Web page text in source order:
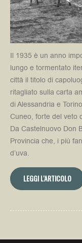
Il 1935 è un anno
lungo e tormentato
città il titolo di
ritagliato sulla carta
di Alessandria e
Cuneo, forte del veto
Da Castelnuovo Don
Provincia che, i più
d’uva.
LEGGI L'ARTICOLO